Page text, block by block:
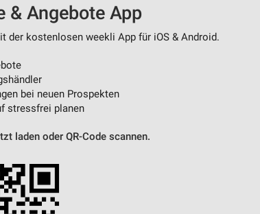
& Angebote App
der kostenlosen weekli App für iOS & Android.
bei neuen Prospekten
stressfrei planen
laden oder QR-Code scannen.